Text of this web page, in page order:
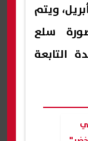
ويتم
سلع
التابعة